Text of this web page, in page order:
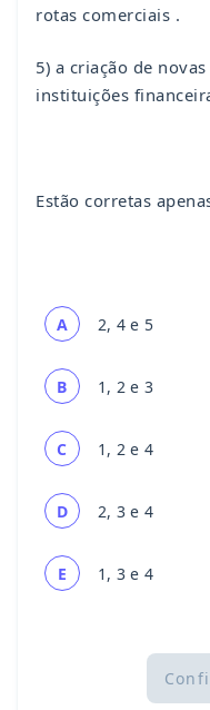
rotas comerciais .
5) a criação de
instituições
Estão corretas
A 2, 4 e 5
B 1, 2 e 3
C 1, 2 e 4
D 2, 3 e 4
E 1, 3 e 4